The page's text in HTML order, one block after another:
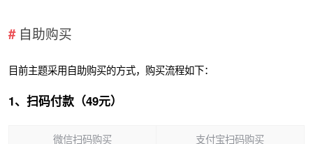
自助购买
目前主题采用自助购买的方式，购买流程如下：
1、扫码付款（49元）
微信扫码购买 支付宝扫码购买